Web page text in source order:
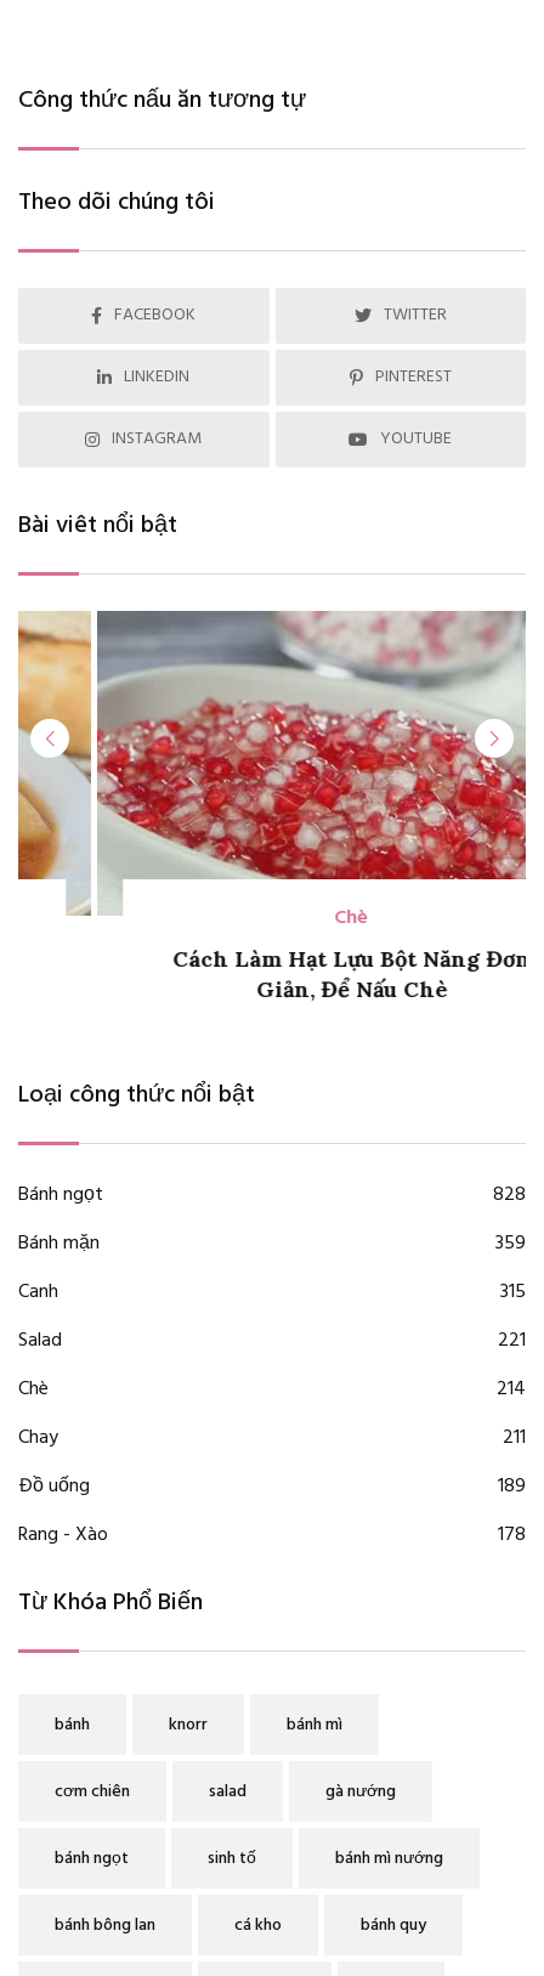
Công thức nấu ăn tương tự
Theo dõi chúng tôi
FACEBOOK TWITTER
LINKEDIN PINTEREST
INSTAGRAM YOUTUBE
Bài viêt nổi bật
Cách Làm Hạt Lựu Bột Năng Đơn
Giản, Để Nấu Chè
Loại công thức nổi bật
Bánh ngọt
828
Bánh mặn
359
Canh
315
Salad
221
Chè
214
Chay
211
Đồ uống
189
Rang - Xào
178
Từ Khóa Phổ Biến
bánh knorr bánh mì
cơm chiên salad gà nướng
bánh ngọt sinh tố bánh mì nướng
bánh bông lan cá kho bánh quy